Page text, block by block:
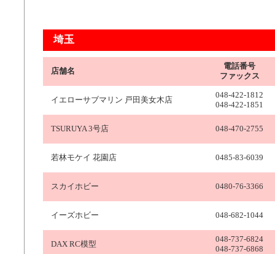
埼玉
店舗名
電話番号
ファックス
イエローサブマリン 戸田美女木店
048-422-1812
048-422-1851
TSURUYA 3号店 048-470-2755
若林モケイ 花園店 0485-83-6039
スカイホビー 0480-76-3366
イーズホビー 048-682-1044
DAX RC模型
048-737-6824
048-737-6868